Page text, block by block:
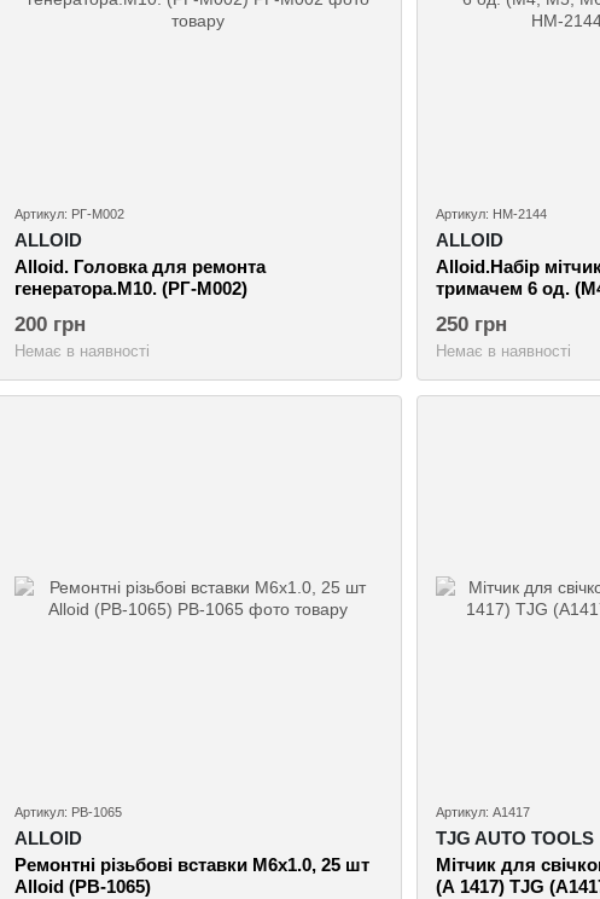
Артикул: РГ-М002
ALLOID
Alloid. Головка для ремонта
генератора.М10. (РГ-М002)
200 грн
Немає в наявності
Артикул: НМ-2144
ALLOID
Alloid.Набір
тримачем 6 од.
250 грн
Немає в наявності
Артикул: РВ-1065
ALLOID
Ремонтні різьбові вставки M6х1.0, 25 шт
Alloid (РВ-1065)
Артикул: А1417
TJG AUTO TOOLS
Мітчик для
(А 1417) TJG